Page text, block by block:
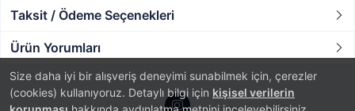
Size daha iyi bir alışveriş deneyimi sunabilmek için, çerezler
(cookies) kullanıyoruz. Detaylı bilgi için kişisel verilerin
Taksit / Ödeme Seçenekleri
Ürün Yorumları